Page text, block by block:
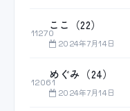
11270
ここ（22）
2024年7月14日
12061
めぐみ（24）
2024年7月14日